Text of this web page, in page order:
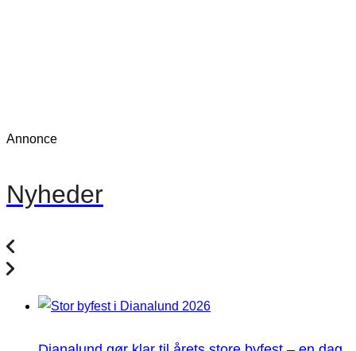
Annonce
Nyheder